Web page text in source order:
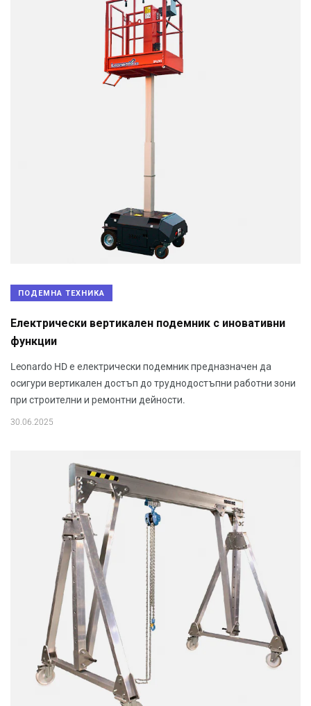
ПОДЕМНА ТЕХНИКА
Електрически вертикален подемник с иновативни
функции
Leonardo HD е електрически подемник предназначен да
осигури вертикален достъп до труднодостъпни работни зони
при строителни и ремонтни дейности.
30.06.2025